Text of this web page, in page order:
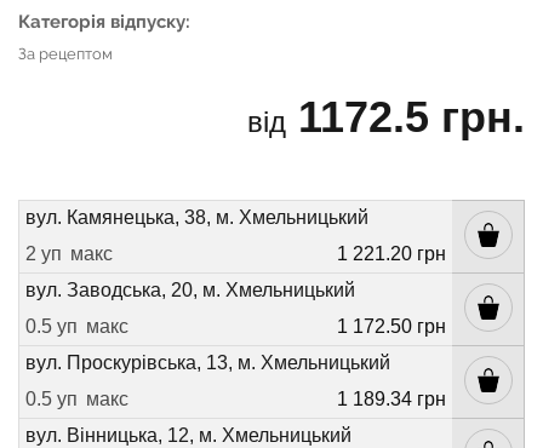
Категорія відпуску:
За рецептом
від 1172.5 грн.
вул. Камянецька, 38, м. Хмельницький
2 уп макс
1 221.20 грн
вул. Заводська, 20, м. Хмельницький
0.5 уп макс
1 172.50 грн
вул. Проскурівська, 13, м. Хмельницький
0.5 уп макс
1 189.34 грн
вул. Вінницька, 12, м. Хмельницький